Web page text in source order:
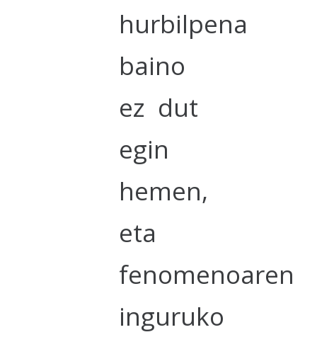
hurbilpena
baino
ez dut
egin
hemen,
eta
fenomenoaren
inguruko